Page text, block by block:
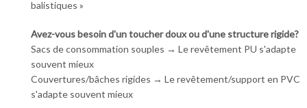
balistiques »
Avez-vous besoin d'un toucher doux ou d'une structure rigide?
Sacs de consommation souples → Le revêtement PU s'adapte
souvent mieux
Couvertures/bâches rigides → Le revêtement/support en PVC
s'adapte souvent mieux